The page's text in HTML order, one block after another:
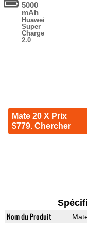
5000
mAh
Huawei
Super
Charge
2.0
Mate 20 X Prix
$779. Chercher
Nom du Produit